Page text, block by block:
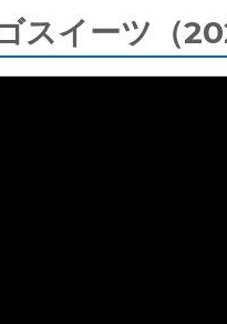
スイーツ（